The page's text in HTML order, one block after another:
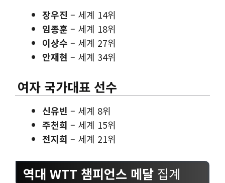
장우진 – 세계 14위
임종훈 – 세계 18위
이상수 – 세계 27위
안재현 – 세계 34위
여자 국가대표 선수
신유빈 – 세계 8위
주천희 – 세계 15위
전지희 – 세계 21위
역대 WTT 챔피언스 메달 집계